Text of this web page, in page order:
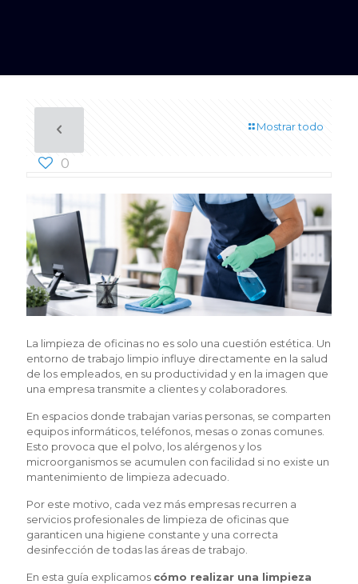
Mostrar todo
0
La limpieza de oficinas no es solo una cuestión estética. Un
entorno de trabajo limpio influye directamente en la salud
de los empleados, en su productividad y en la imagen que
una empresa transmite a clientes y colaboradores.
En espacios donde trabajan varias personas, se comparten
equipos informáticos, teléfonos, mesas o zonas comunes.
Esto provoca que el polvo, los alérgenos y los
microorganismos se acumulen con facilidad si no existe un
mantenimiento de limpieza adecuado.
Por este motivo, cada vez más empresas recurren a
servicios profesionales de limpieza de oficinas que
garanticen una higiene constante y una correcta
desinfección de todas las áreas de trabajo.
En esta guía explicamos cómo realizar una limpieza